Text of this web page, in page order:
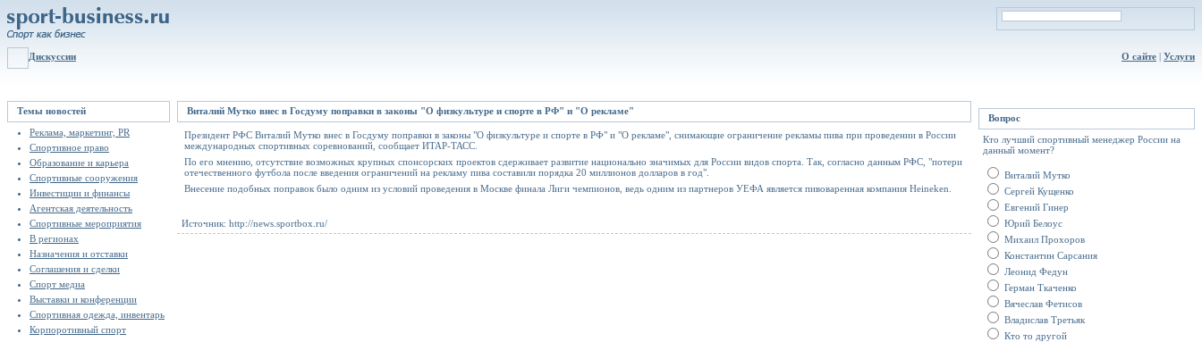
Дискуссии О сайте | Услуги
Темы новостей
Реклама, маркетинг, PR
Спортивное право
Образование и карьера
Спортивные сооружения
Инвестиции и финансы
Агентская деятельность
Спортивные мероприятия
В регионах
Назначения и отставки
Соглашения и сделки
Спорт медиа
Выставки и конференции
Спортивная одежда, инвентарь
Корпоротивный спорт
Виталий Мутко внес в Госдуму поправки в законы "О физкультуре и спорте в РФ" и "О рекламе"
Президент РФС Виталий Мутко внес в Госдуму поправки в законы "О физкультуре и спорте в РФ" и "О рекламе", снимающие ограничение рекламы пива при проведении в России
международных спортивных соревнований, сообщает ИТАР-ТАСС.
По его мнению, отсутствие возможных крупных спонсорских проектов сдерживает развитие национально значимых для России видов спорта. Так, согласно данным РФС, "потери
отечественного футбола после введения ограничений на рекламу пива составили порядка 20 миллионов долларов в год".
Внесение подобных поправок было одним из условий проведения в Москве финала Лиги чемпионов, ведь одним из партнеров УЕФА является пивоваренная компания Heineken.
Источник: http://news.sportbox.ru/
Вопрос
Кто лучший спортивный менеджер России на
данный момент?
Виталий Мутко
Сергей Кущенко
Евгений Гинер
Юрий Белоус
Михаил Прохоров
Константин Сарсания
Леонид Федун
Герман Ткаченко
Вячеслав Фетисов
Владислав Третьяк
Кто то другой